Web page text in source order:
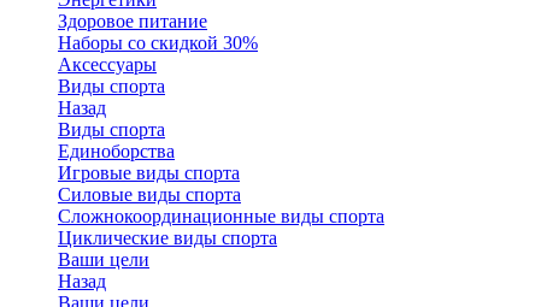
Здоровое питание
Наборы со скидкой 30%
Аксессуары
Виды спорта
Назад
Виды спорта
Единоборства
Игровые виды спорта
Силовые виды спорта
Сложнокоординационные виды спорта
Циклические виды спорта
Ваши цели
Назад
Ваши цели